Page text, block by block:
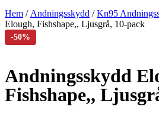
Hem /Andningsskydd /Kn95
Elough, Fishshape,, Ljusgrå, 10-pack
Andningsskydd
Fishshape,,